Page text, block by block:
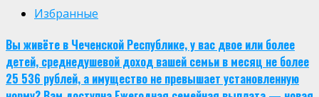
Избранные
Вы живёте в Чеченской Республике, у вас двое или более
детей, среднедушевой доход вашей семьи в месяц не более
25 536 рублей, а имущество не превышает установленную